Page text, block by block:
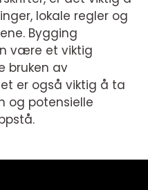
lokale regler og
Bygging
være et viktig
bruken av
er også viktig å ta
og potensielle